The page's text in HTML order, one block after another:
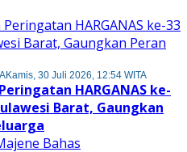
Kamis, 30 Juli 2026, 12:54 WITA
HARGANAS ke-
Barat, Gaungkan